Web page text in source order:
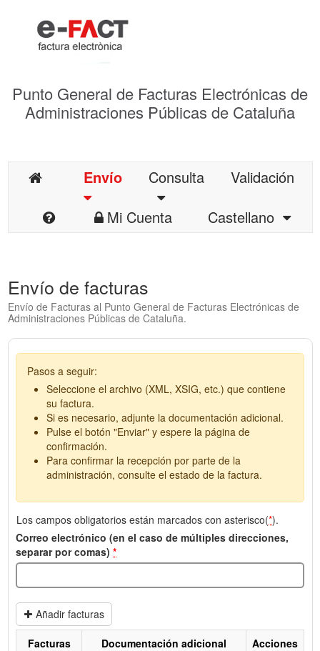
Punto General de Facturas Electrónicas de
Administraciones Públicas de Cataluña
Envío Consulta
Validación
Mi Cuenta
Castellano
Envío de facturas
Envío de Facturas al Punto General de Facturas Electrónicas de
Administraciones Públicas de Cataluña.
Pasos a seguir:
Seleccione el archivo (XML, XSIG, etc.) que contiene
su factura.
Si es necesario, adjunte la documentación adicional.
Pulse el botón "Enviar" y espere la página de
confirmación.
Para confirmar la recepción por parte de la
administración, consulte el estado de la factura.
Los campos obligatorios están marcados con asterisco(*).
Correo electrónico (en el caso de múltiples direcciones,
separar por comas) *
Añadir facturas
Facturas Documentación adicional Acciones